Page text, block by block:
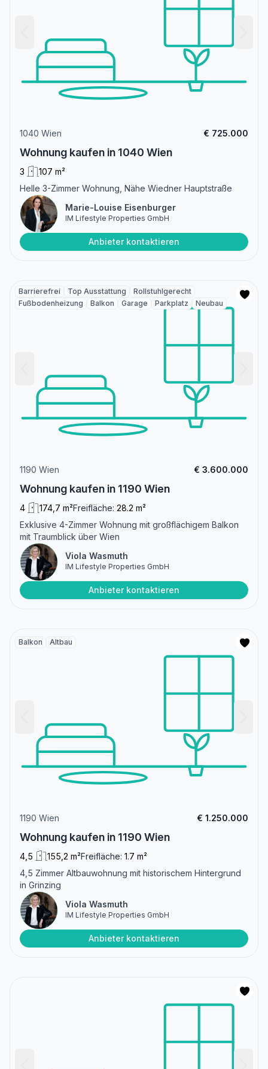
1040 Wien € 725.000
Wohnung kaufen in 1040 Wien
3
107 m²
Helle 3-Zimmer Wohnung, Nähe Wiedner Hauptstraße
Marie-Louise Eisenburger
IM Lifestyle Properties GmbH
Anbieter kontaktieren
Barrierefrei Top Ausstattung
Rollstuhlgerecht
Fußbodenheizung
Balkon Garage Parkplatz Neubau
1190 Wien € 3.600.000
Wohnung kaufen in 1190 Wien
4 174,7 m²Freifläche: 28.2 m²
Exklusive 4-Zimmer Wohnung mit großflächigem Balkon
mit Traumblick über Wien
Viola Wasmuth
IM Lifestyle Properties GmbH
Anbieter kontaktieren
Balkon Altbau
1190 Wien € 1.250.000
Wohnung kaufen in 1190 Wien
4,5 155,2 m²Freifläche: 1.7 m²
4,5 Zimmer Altbauwohnung mit historischem Hintergrund
in Grinzing
Viola Wasmuth
IM Lifestyle Properties GmbH
Anbieter kontaktieren